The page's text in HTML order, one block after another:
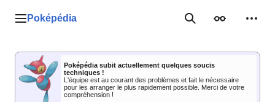
Menu principal
Poképédia RechercherApparence
Poképédia subit actuellement quelques soucis
techniques !
L'équipe est au courant des problèmes et fait le nécessaire
pour les arranger le plus rapidement possible. Merci de votre
compréhension !